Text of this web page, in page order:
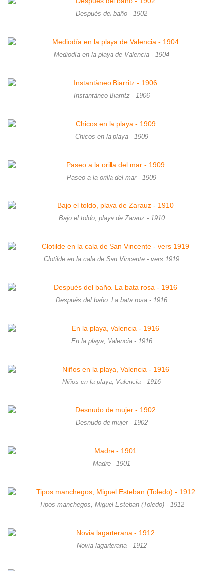
Después del baño - 1902
Mediodía en la playa de Valencia - 1904
Instantàneo Biarritz - 1906
Chicos en la playa - 1909
Paseo a la orilla del mar - 1909
Bajo el toldo, playa de Zarauz - 1910
Clotilde en la cala de San Vincente - vers 1919
Después del baño. La bata rosa - 1916
En la playa, Valencia - 1916
Niños en la playa, Valencia - 1916
Desnudo de mujer - 1902
Madre - 1901
Tipos manchegos, Miguel Esteban (Toledo) - 1912
Novia lagarterana - 1912